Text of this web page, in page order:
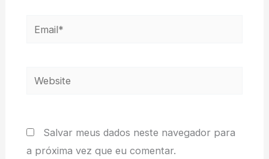
Email*
Website
Salvar meus dados neste navegador para
a próxima vez que eu comentar.